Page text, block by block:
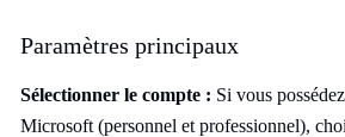
Paramètres principaux
Sélectionner le compte : Si vous
Microsoft (personnel et professionnel),